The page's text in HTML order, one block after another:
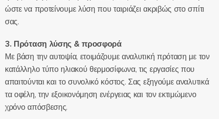
ώστε να προτείνουμε λύση που ταιριάζει ακριβώς στο σπίτι
σας.
3. Πρόταση λύσης & προσφορά
Με βάση την αυτοψία, ετοιμάζουμε αναλυτική πρόταση με τον
κατάλληλο τύπο ηλιακού θερμοσίφωνα, τις εργασίες που
απαιτούνται και το συνολικό κόστος. Σας εξηγούμε αναλυτικά
τα οφέλη, την εξοικονόμηση ενέργειας και τον εκτιμώμενο
χρόνο απόσβεσης.